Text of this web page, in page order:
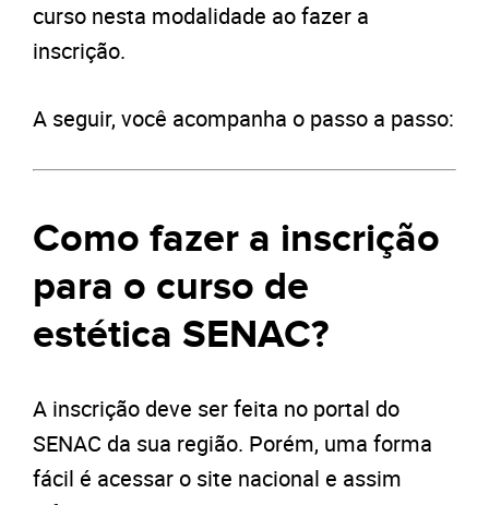
curso nesta modalidade ao fazer a
inscrição.
A seguir, você acompanha o passo a passo:
Como fazer a inscrição
para o curso de
estética SENAC?
A inscrição deve ser feita no portal do
SENAC da sua região. Porém, uma forma
fácil é acessar o site nacional e assim